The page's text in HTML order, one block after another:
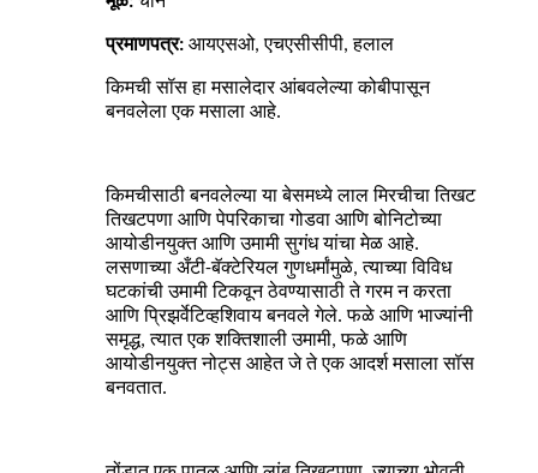
प्रमाणपत्र: आयएसओ, एचएसीसीपी, हलाल
किमची सॉस हा मसालेदार आंबवलेल्या कोबीपासून
बनवलेला एक मसाला आहे.
किमचीसाठी बनवलेल्या या बेसमध्ये लाल मिरचीचा तिखट
तिखटपणा आणि पेपरिकाचा गोडवा आणि बोनिटोच्या
आयोडीनयुक्त आणि उमामी सुगंध यांचा मेळ आहे.
लसणाच्या अँटी-बॅक्टेरियल गुणधर्मांमुळे, त्याच्या विविध
घटकांची उमामी टिकवून ठेवण्यासाठी ते गरम न करता
आणि प्रिझर्वेटिव्हशिवाय बनवले गेले. फळे आणि भाज्यांनी
समृद्ध, त्यात एक शक्तिशाली उमामी, फळे आणि
आयोडीनयुक्त नोट्स आहेत जे ते एक आदर्श मसाला सॉस
बनवतात.